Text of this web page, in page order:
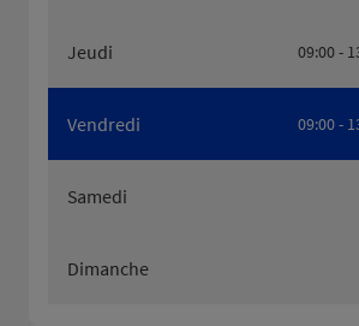
Jeudi 09:00 -
Vendredi 09:00 -
Samedi
Dimanche